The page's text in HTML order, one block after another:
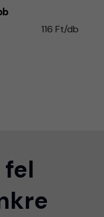
116 Ft/db
fel